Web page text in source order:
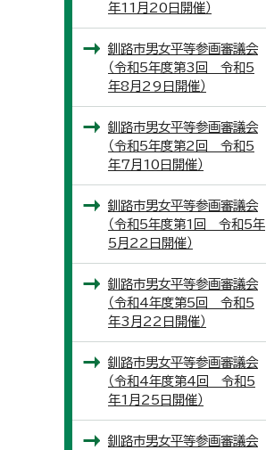
年11月20日開催）
釧路市男女平等参画審議会
（令和5年度第3回 令和5
年8月29日開催）
釧路市男女平等参画審議会
（令和5年度第2回 令和5
年7月10日開催）
釧路市男女平等参画審議会
（令和5年度第1回 令和5年
5月22日開催）
釧路市男女平等参画審議会
（令和4年度第5回 令和5
年3月22日開催）
釧路市男女平等参画審議会
（令和4年度第4回 令和5
年1月25日開催）
釧路市男女平等参画審議会